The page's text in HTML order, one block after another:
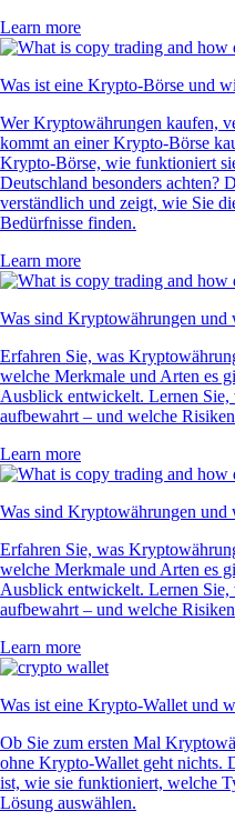
Learn more
Was ist eine Krypto-Börse und
Wer Kryptowährungen kaufen,
kommt an einer Krypto-Börse
Krypto-Börse, wie funktioniert
Deutschland besonders achten?
verständlich und zeigt, wie Sie
Bedürfnisse finden.
Learn more
Was sind Kryptowährungen und
Erfahren Sie, was
welche Merkmale und Arten es
Ausblick entwickelt. Lernen Sie,
aufbewahrt – und welche
Learn more
Was sind Kryptowährungen und
Erfahren Sie, was
welche Merkmale und Arten es
Ausblick entwickelt. Lernen Sie,
aufbewahrt – und welche
Learn more
Was ist eine Krypto-Wallet und
Ob Sie zum ersten Mal
ohne Krypto-Wallet geht nichts.
ist, wie sie funktioniert, welche
Lösung auswählen.